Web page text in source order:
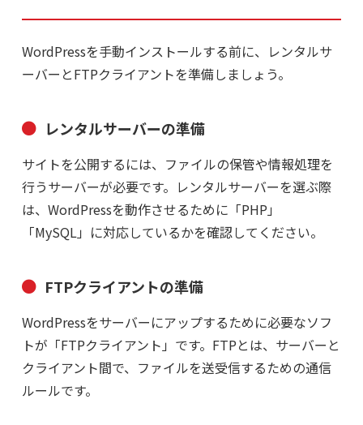
WordPressを手動インストールする前に、レンタルサ
ーバーとFTPクライアントを準備しましょう。
レンタルサーバーの準備
サイトを公開するには、ファイルの保管や情報処理を
行うサーバーが必要です。レンタルサーバーを選ぶ際
は、WordPressを動作させるために「PHP」
「MySQL」に対応しているかを確認してください。
FTPクライアントの準備
WordPressをサーバーにアップするために必要なソフ
トが「FTPクライアント」です。FTPとは、サーバーと
クライアント間で、ファイルを送受信するための通信
ルールです。